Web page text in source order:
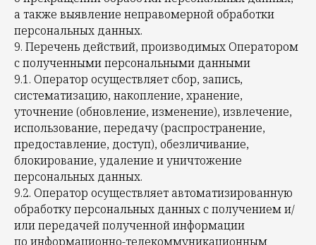
а также выявление неправомерной обработки
персональных данных.
9. Перечень действий, производимых Оператором
с полученными персональными данными
9.1. Оператор осуществляет сбор, запись,
систематизацию, накопление, хранение,
уточнение (обновление, изменение), извлечение,
использование, передачу (распространение,
предоставление, доступ), обезличивание,
блокирование, удаление и уничтожение
персональных данных.
9.2. Оператор осуществляет автоматизированную
обработку персональных данных с получением и/
или передачей полученной информации
по информационно-телекоммуникационным